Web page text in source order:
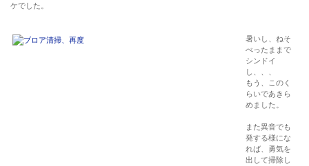
ケでした。
暑いし、ねそ
べったままで
シンドイ
し、、、
もう、このく
らいであきら
めました。
また異音でも
発する様にな
れば、勇気を
出して掃除し